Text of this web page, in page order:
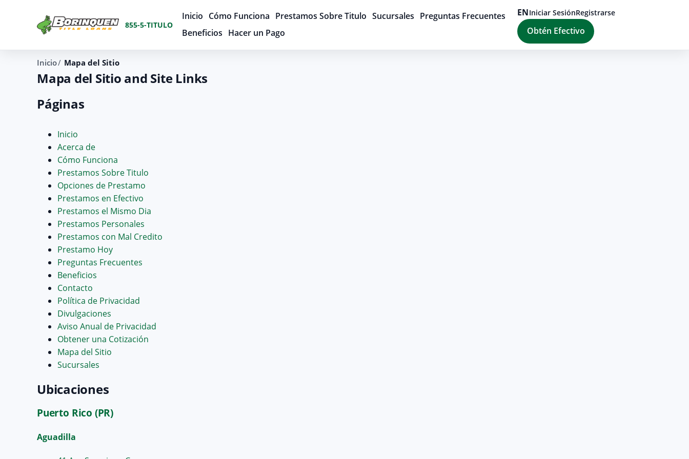
855-5-TITULO
Inicio Cómo Funciona Prestamos Sobre Titulo Sucursales Preguntas Frecuentes
Beneficios Hacer un Pago
ENIniciar SesiónRegistrarse
Obtén Efectivo
Inicio Mapa del Sitio
Mapa del Sitio and Site Links
Páginas
Inicio
Acerca de
Cómo Funciona
Prestamos Sobre Titulo
Opciones de Prestamo
Prestamos en Efectivo
Prestamos el Mismo Dia
Prestamos Personales
Prestamos con Mal Credito
Prestamo Hoy
Preguntas Frecuentes
Beneficios
Contacto
Política de Privacidad
Divulgaciones
Aviso Anual de Privacidad
Obtener una Cotización
Mapa del Sitio
Sucursales
Ubicaciones
Puerto Rico (PR)
Aguadilla